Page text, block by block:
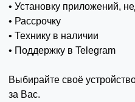
• Установку приложений,
• Рассрочку
• Технику в наличии
• Поддержку в Telegram
Выбирайте своё
за Вас.